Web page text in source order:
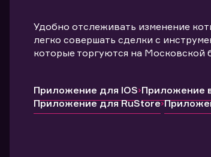
Удобно отслеживать изменение
легко совершать сделки с
которые торгуются на Московской
Приложение для IOS Приложение
Приложение для RuStore